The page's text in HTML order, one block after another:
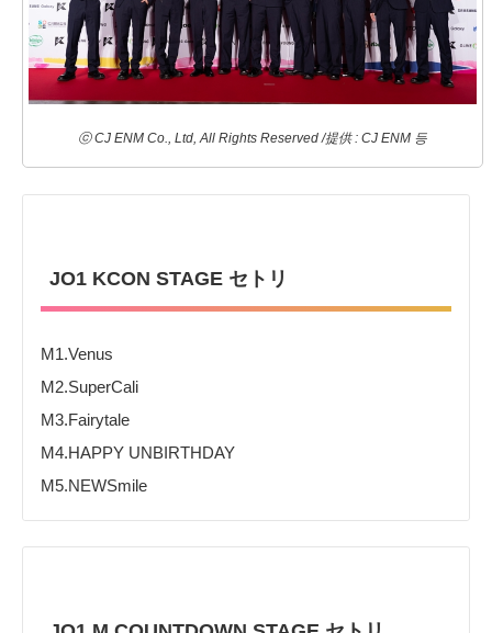
ⓒ CJ ENM Co., Ltd, All Rights Reserved /提供 : CJ ENM 등
JO1 KCON STAGE セトリ
M1.Venus
M2.SuperCali
M3.Fairytale
M4.HAPPY UNBIRTHDAY
M5.NEWSmile